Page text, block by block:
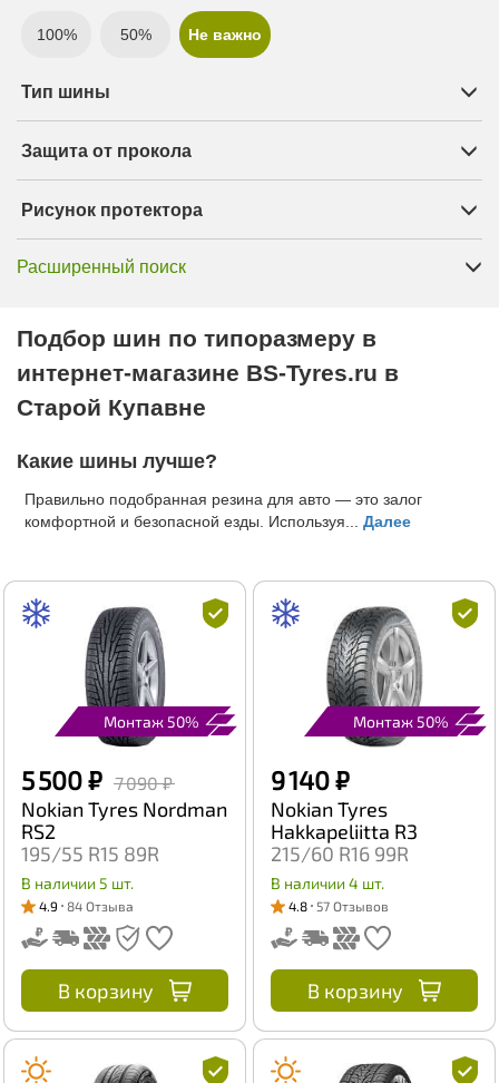
100% 50% Не важно
Тип шины
Защита от прокола
Рисунок протектора
Расширенный поиск
Подбор шин по типоразмеру в
интернет-магазине BS-Tyres.ru в
Старой Купавне
Какие шины лучше?
Правильно подобранная резина для авто — это залог
комфортной и безопасной езды. Используя... Далее
Монтаж 50%
5 500 ₽ 7 090 ₽
Nokian Tyres Nordman
RS2
195/55 R15 89R
В наличии 5 шт.
4.9 84 Отзыва
В корзину
Монтаж 50%
9 140 ₽
Nokian Tyres
Hakkapeliitta R3
215/60 R16 99R
В наличии 4 шт.
4.8 57 Отзывов
В корзину